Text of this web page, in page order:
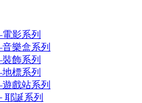
影系列
樂盒系列
飾系列
標系列
戲站系列
耶誕系列